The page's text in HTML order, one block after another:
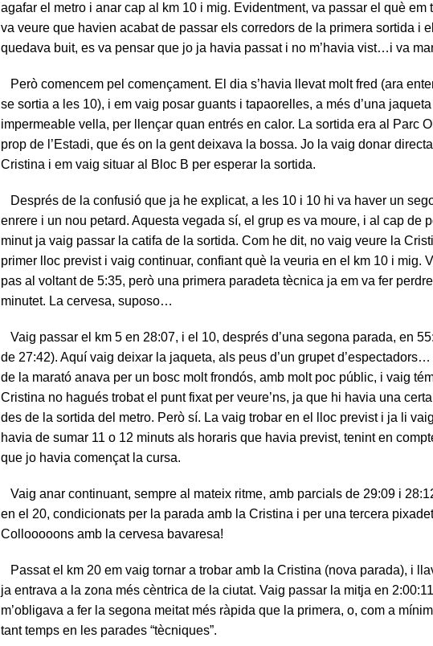
agafar el metro i anar cap al km 10 i mig. Evidentment, va passar el què em
va veure que havien acabat de passar els corredors de la primera sortida i
quedava buit, es va pensar que jo ja havia passat i no m’havia vist…i va
Però comencem pel començament. El dia s’havia llevat molt fred (ara
se sortia a les 10), i em vaig posar guants i tapaorelles, a més d’una jaqueta
impermeable vella, per llençar quan entrés en calor. La sortida era al Parc
prop de l’Estadi, que és on la gent deixava la bossa. Jo la vaig donar
Cristina i em vaig situar al Bloc B per esperar la sortida.
Després de la confusió que ja he explicat, a les 10 i 10 hi va haver un
enrere i un nou petard. Aquesta vegada sí, el grup es va moure, i al cap de
minut ja vaig passar la catifa de la sortida. Com he dit, no vaig veure la
primer lloc previst i vaig continuar, confiant què la veuria en el km 10 i mig.
pas al voltant de 5:35, però una primera paradeta tècnica ja em va fer perdre
minutet. La cervesa, suposo…
Vaig passar el km 5 en 28:07, i el 10, després d’una segona parada, en
de 27:42). Aquí vaig deixar la jaqueta, als peus d’un grupet
de la marató anava per un bosc molt frondós, amb molt poc públic, i vaig
Cristina no hagués trobat el punt fixat per veure’ns, ja que hi havia una
des de la sortida del metro. Però sí. La vaig trobar en el lloc previst i ja li
havia de sumar 11 o 12 minuts als horaris que havia previst, tenint en
que jo havia començat la cursa.
Vaig anar continuant, sempre al mateix ritme, amb parcials de 29:09 i
en el 20, condicionats per la parada amb la Cristina i per una tercera
Collooooons amb la cervesa bavaresa!
Passat el km 20 em vaig tornar a trobar amb la Cristina (nova parada), i
ja entrava a la zona més cèntrica de la ciutat. Vaig passar la mitja en
m’obligava a fer la segona meitat més ràpida que la primera, o, com a
tant temps en les parades “tècniques”.